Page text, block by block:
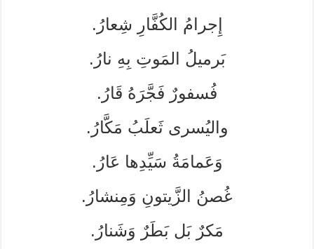
إِجرامُ الكُفَّارِ شِعارُ.
بَرميلُ المَوتِ بِهِ نارُ.
فُسفورٌ فَجَّرَهُ قَارُ.
واليُسرى ثَعلَبُ مَكَّارُ.
وَعَمامَةُ سَيِّدِها عَارُ.
غُصنُ الزَّيتونِ وَمِنشارُ.
مَكرٌ بَل بَطَرٌ وَشَنارُ.